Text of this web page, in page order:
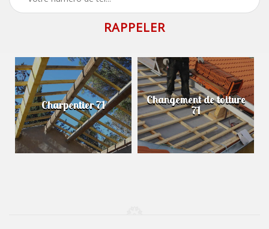
Charpentier 71 Changement de toiture
71